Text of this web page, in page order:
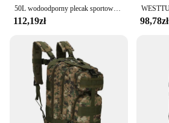
50L wodoodporny plecak sportowy na świeżym powietrzu turystyka Camping plecak podróżny alpinizm wspinaczka torba trekkingowa plecak z osłoną przeciwdeszczową
112,19zł 98,78zł